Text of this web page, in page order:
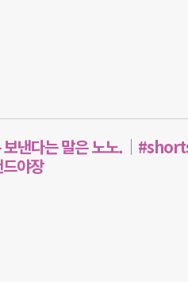
보낸다는 말은 노노.｜
야장